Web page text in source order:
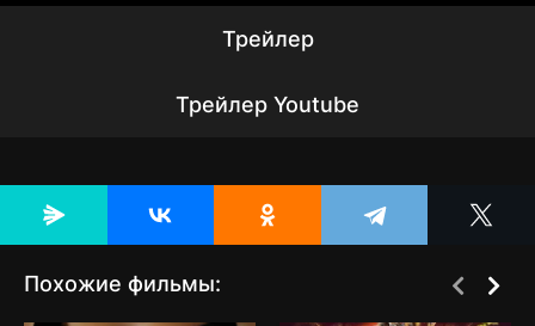
Трейлер
Трейлер Youtube
Похожие фильмы: